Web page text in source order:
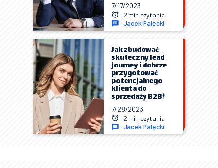
Jacek Palęcki
7/17/2023
2 min czytania
Jacek Palęcki
7/28/2023
2 min czytania
Jak zbudować
skuteczny lead
journey i dobrze
przygotować
potencjalnego
klienta do
sprzedaży B2B?